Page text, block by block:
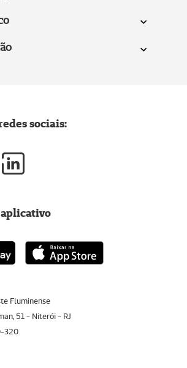
Fluminense
51 - Niterói - RJ
320
sociais: